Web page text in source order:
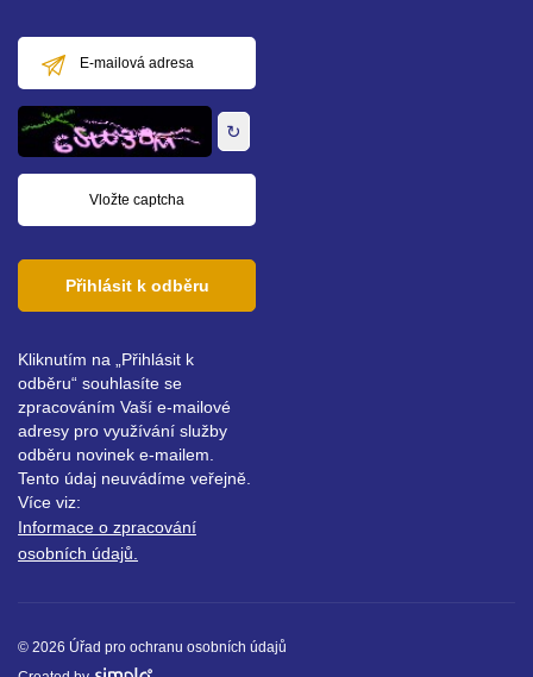
mailová
adresa
↻
Přihlásit k odběru
Kliknutím na „Přihlásit k
odběru“ souhlasíte se
zpracováním Vaší e-mailové
adresy pro využívání služby
odběru novinek e-mailem.
Tento údaj neuvádíme veřejně.
Více viz:
Informace o zpracování
osobních údajů.
© 2026 Úřad pro ochranu osobních údajů